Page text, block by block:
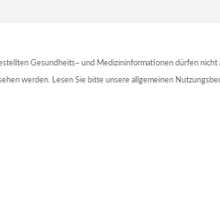
Gesundheits– und Medizininformationen dürfen nicht
werden. Lesen Sie bitte unsere allgemeinen